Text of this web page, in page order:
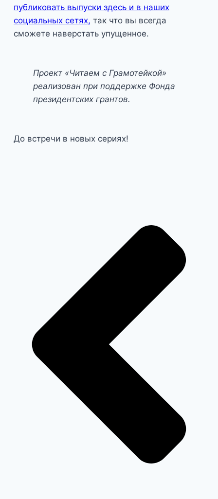
публиковать выпуски здесь и в наших
социальных сетях, так что вы всегда
сможете наверстать упущенное.
Проект «Читаем с Грамотейкой»
реализован при поддержке Фонда
президентских грантов.
До встречи в новых сериях!